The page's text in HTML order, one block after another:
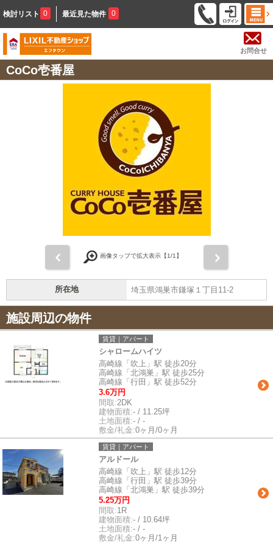
検討リスト 0 最近見た物件 0
お問合せ
CoCo壱番屋
画像タップで拡大表示【1/1】
所在地 埼玉県鴻巣市鎌塚１丁目11-2
施設周辺の物件
賃貸｜アパート
シャロームハイツ
高崎線「吹上」駅 徒歩20分
高崎線「北鴻巣」駅 徒歩25分
高崎線「行田」駅 徒歩52分
3.6万円
間取:2DK
建物面積:- / 11.25坪
土地面積:- / -
敷金/礼金:0ヶ月/0ヶ月
賃貸｜アパート
アルドール
高崎線「吹上」駅 徒歩12分
高崎線「行田」駅 徒歩39分
高崎線「北鴻巣」駅 徒歩39分
5.25万円
間取:1R
建物面積:- / 10.64坪
土地面積:- / -
敷金/礼金:0ヶ月/1ヶ月